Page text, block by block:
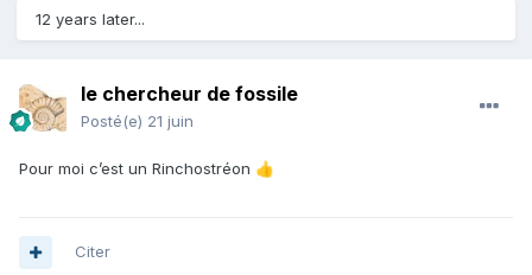
12 years later...
le chercheur de fossile
Posté(e) 21 juin
Pour moi c’est un Rinchostréon 👍
Citer